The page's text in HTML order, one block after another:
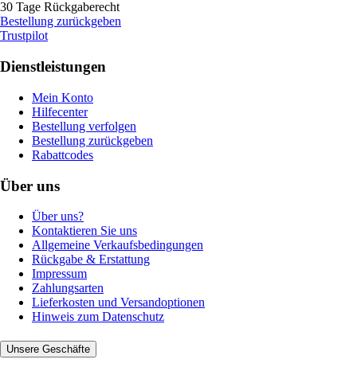
30 Tage Rückgaberecht
Bestellung zurückgeben
Trustpilot
Dienstleistungen
Mein Konto
Hilfecenter
Bestellung verfolgen
Bestellung zurückgeben
Rabattcodes
Über uns
Über uns?
Kontaktieren Sie uns
Allgemeine Verkaufsbedingungen
Rückgabe & Erstattung
Impressum
Zahlungsarten
Lieferkosten und Versandoptionen
Hinweis zum Datenschutz
Unsere Geschäfte